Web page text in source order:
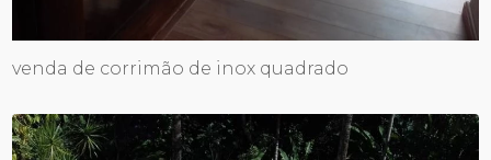
venda de corrimão de inox quadrado